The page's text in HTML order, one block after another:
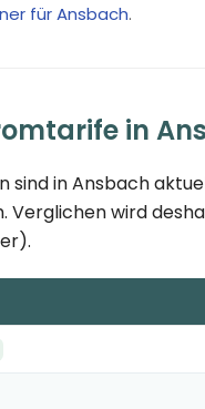
für Ansbach.
in
sind in Ansbach
Verglichen wird